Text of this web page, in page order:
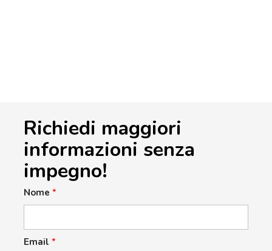
Richiedi maggiori
informazioni senza
impegno!
Nome *
Email *